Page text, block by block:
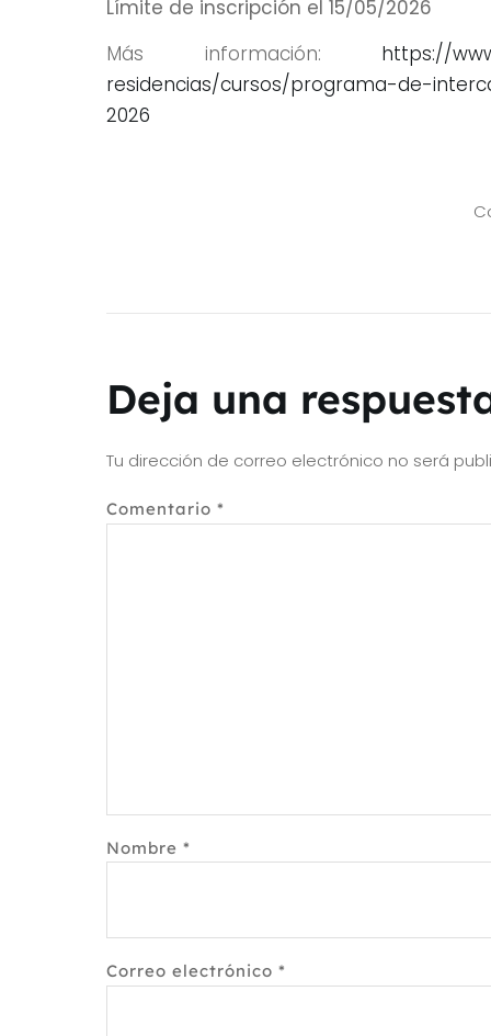
Límite de inscripción el 15/05/2026
Más información: https://
residencias/cursos/programa-de-
2026
Deja una
Tu dirección de correo electrónico no será
Comentario *
Nombre *
Correo electrónico *